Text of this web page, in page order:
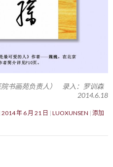
院书画苑负责人） 录入：罗训森
2014.6.18
2014 年 6 月 21 日 LUOXUNSEN 添加